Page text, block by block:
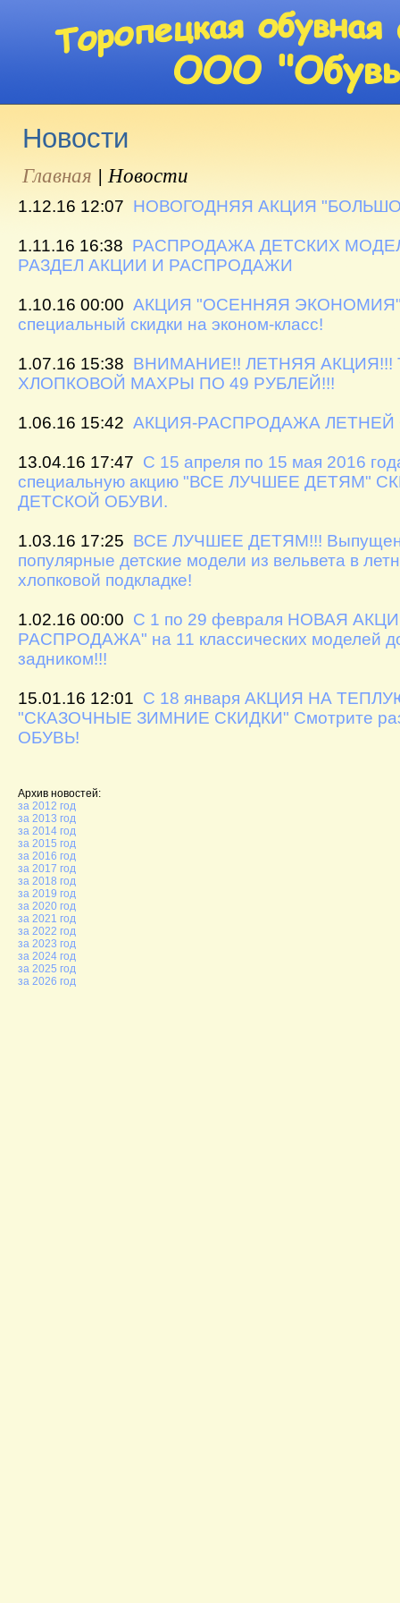
Новости
Главная | Новости
1.12.16 12:07 НОВОГОДНЯЯ АКЦИЯ
1.11.16 16:38 РАСПРОДАЖА ДЕТСКИХ
РАЗДЕЛ АКЦИИ И РАСПРОДАЖИ
1.10.16 00:00 АКЦИЯ "ОСЕННЯЯ ЭКОНОМИЯ"
специальный скидки на эконом-класс!
1.07.16 15:38 ВНИМАНИЕ!! ЛЕТНЯЯ АКЦИЯ!!!
ХЛОПКОВОЙ МАХРЫ ПО 49 РУБЛЕЙ!!!
1.06.16 15:42 АКЦИЯ-РАСПРОДАЖА ЛЕТНЕЙ
13.04.16 17:47 С 15 апреля по 15 мая 2016
специальную акцию "ВСЕ ЛУЧШЕЕ ДЕТЯМ"
ДЕТСКОЙ ОБУВИ.
1.03.16 17:25 ВСЕ ЛУЧШЕЕ ДЕТЯМ!!!
популярные детские модели из вельвета в
хлопковой подкладке!
1.02.16 00:00 С 1 по 29 февраля НОВАЯ
РАСПРОДАЖА" на 11 классических моделей
задником!!!
15.01.16 12:01 С 18 января АКЦИЯ НА
"СКАЗОЧНЫЕ ЗИМНИЕ СКИДКИ" Смотрите
ОБУВЬ!
Архив новостей:
за 2012 год
за 2013 год
за 2014 год
за 2015 год
за 2016 год
за 2017 год
за 2018 год
за 2019 год
за 2020 год
за 2021 год
за 2022 год
за 2023 год
за 2024 год
за 2025 год
за 2026 год